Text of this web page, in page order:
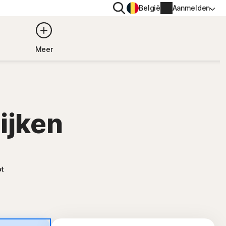
iOS™
PRIVACY
ZoekenBelgië Aanmelden
Meer